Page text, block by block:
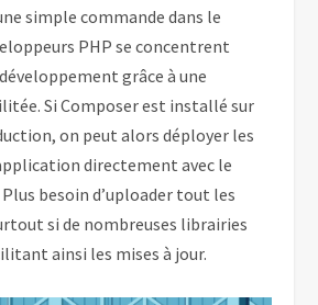
simple commande dans le
PHP se concentrent
grâce à une
Si Composer est installé sur
on peut alors déployer les
directement avec le
besoin d’uploader tout les
si de nombreuses librairies
ainsi les mises à jour.